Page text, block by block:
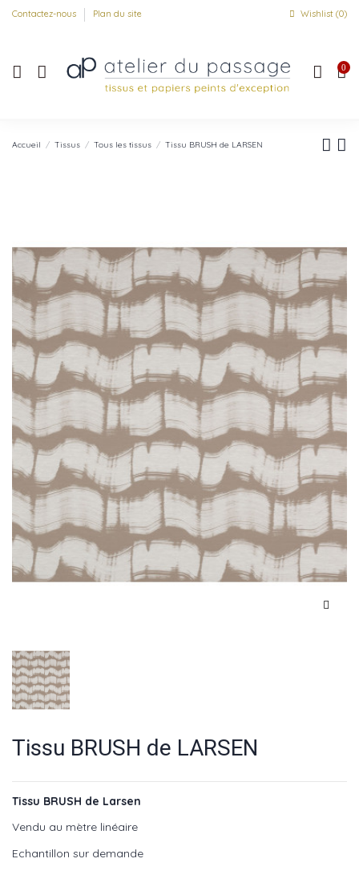
Contactez-nous Plan du site Wishlist (0)
0
Accueil Tissus Tous les tissus Tissu BRUSH de LARSEN
Tissu BRUSH de LARSEN
Tissu BRUSH de Larsen
Vendu au mètre linéaire
Echantillon sur demande